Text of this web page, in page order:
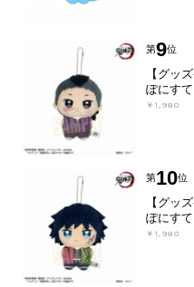
第9位
【グッ
ぽにす
￥1,980
第10位
【グッ
ぽにす
￥1,980